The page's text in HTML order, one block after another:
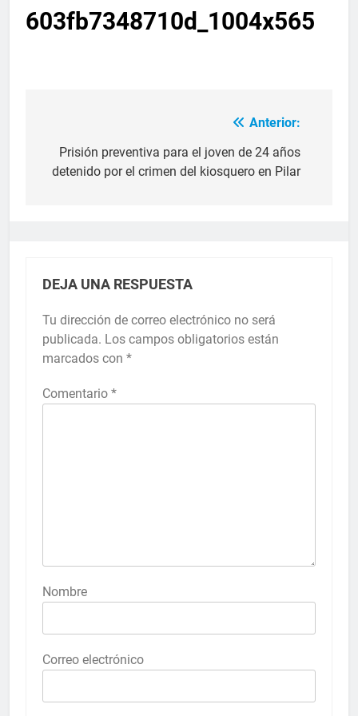
603fb7348710d_1004x565
Anterior:
Prisión preventiva para el joven de 24 años
detenido por el crimen del kiosquero en Pilar
DEJA UNA RESPUESTA
Tu dirección de correo electrónico no será
publicada. Los campos obligatorios están
marcados con *
Comentario *
Nombre
Correo electrónico